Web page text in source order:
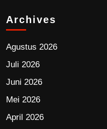
Archives
Agustus 2026
Juli 2026
Juni 2026
Mei 2026
April 2026